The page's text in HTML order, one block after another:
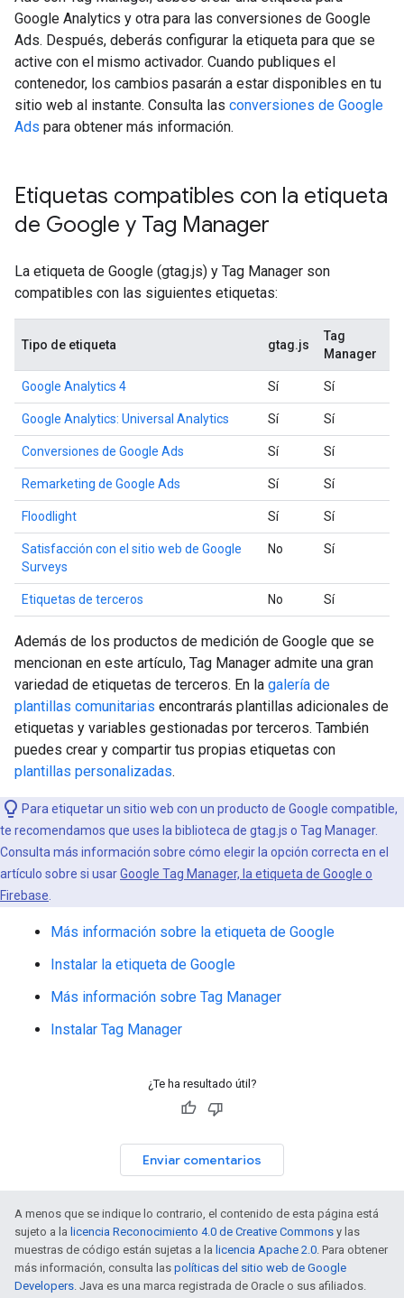
Google Analytics y otra para las conversiones de Google
Ads. Después, deberás configurar la etiqueta para que se
active con el mismo activador. Cuando publiques el
contenedor, los cambios pasarán a estar disponibles en tu
sitio web al instante. Consulta las conversiones de Google
Ads para obtener más información.
Etiquetas compatibles con la etiqueta
de Google y Tag Manager
La etiqueta de Google (gtag.js) y Tag Manager son
compatibles con las siguientes etiquetas:
Tipo de etiqueta gtag.js
Tag
Manager
Google Analytics 4 Sí Sí
Google Analytics: Universal Analytics Sí Sí
Conversiones de Google Ads Sí Sí
Remarketing de Google Ads Sí Sí
Floodlight Sí Sí
Satisfacción con el sitio web de Google
Surveys
No Sí
Etiquetas de terceros No Sí
Además de los productos de medición de Google que se
mencionan en este artículo, Tag Manager admite una gran
variedad de etiquetas de terceros. En la galería de
plantillas comunitarias encontrarás plantillas adicionales de
etiquetas y variables gestionadas por terceros. También
puedes crear y compartir tus propias etiquetas con
plantillas personalizadas.
Para etiquetar un sitio web con un producto de Google compatible,
te recomendamos que uses la biblioteca de gtag.js o Tag Manager.
Consulta más información sobre cómo elegir la opción correcta en el
artículo sobre si usarGoogle Tag Manager, la etiqueta de Google o
Firebase
Más información sobre la etiqueta de Google
Instalar la etiqueta de Google
Más información sobre Tag Manager
Instalar Tag Manager
¿Te ha resultado útil?
Enviar comentarios
A menos que se indique lo contrario, el contenido de esta página está
sujeto a la licencia Reconocimiento 4.0 de Creative Commons y las
muestras de código están sujetas a la licencia Apache 2.0. Para obtener
más información, consulta las políticas del sitio web de Google
Developers. Java es una marca registrada de Oracle o sus afiliados.